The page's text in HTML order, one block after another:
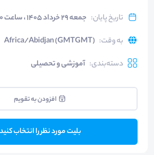
تاریخ پایان: جمعه ۲۹ خرداد ۱۴۰۵ ، ساعت ۱۸:۳۰
به وقت:
Africa/Abidjan (GMTGMT)
دسته‌بندی: آموزشی و تحصیلی
افزودن به تقویم
بلیت مورد نظر را انتخاب